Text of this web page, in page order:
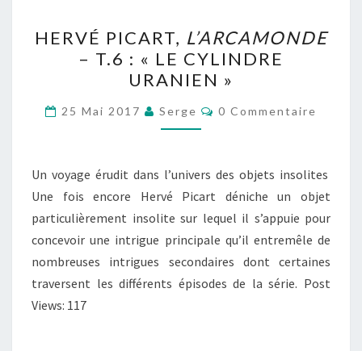
PICART,
L’ARCAMONDE
–
T.6
:
CYLINDRE
URANIEN »
HERVÉ PICART, L’ARCAMONDE
– T.6 : « LE CYLINDRE
URANIEN »
25 Mai 2017 Serge Commentaires
0 Commentaire
Un voyage érudit dans l’univers des objets insolites
Une fois encore Hervé Picart déniche un objet
particulièrement insolite sur lequel il s’appuie pour
concevoir une intrigue principale qu’il entremêle de
nombreuses intrigues secondaires dont certaines
traversent les différents épisodes de la série. Post
Views: 117